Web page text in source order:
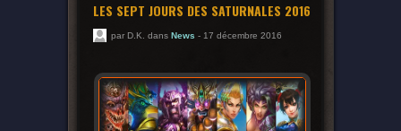
LES SEPT JOURS DES SATURNALES 2016
par D.K. dans News - 17 décembre 2016